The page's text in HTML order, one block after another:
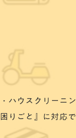
ハウスクリーニン
りごと』に対応で